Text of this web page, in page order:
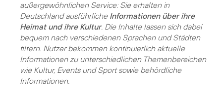
außergewöhnlichen Service: Sie erhalten in
Deutschland ausführliche Informationen über ihre
Heimat und ihre Kultur. Die Inhalte lassen sich dabei
bequem nach verschiedenen Sprachen und Städten
filtern. Nutzer bekommen kontinuierlich aktuelle
Informationen zu unterschiedlichen Themenbereichen
wie Kultur, Events und Sport sowie behördliche
Informationen.